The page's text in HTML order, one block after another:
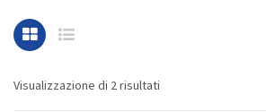
Visualizzazione di 2 risultati